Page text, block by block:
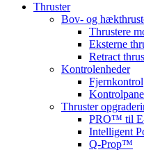
Thruster
Bov- og
Thrustere
Eksterne
Retract
Kontrolenheder
Fjernkontrol
Thruster
PRO™ til
Intelligent
Q-Prop™